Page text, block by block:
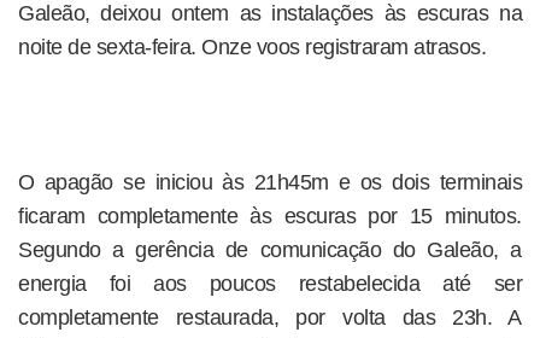
Galeão, deixou ontem as instalações às escuras na
noite de sexta-feira. Onze voos registraram atrasos.
O apagão se iniciou às 21h45m e os dois terminais
ficaram completamente às escuras por 15 minutos.
Segundo a gerência de comunicação do Galeão, a
energia foi aos poucos restabelecida até ser
completamente restaurada, por volta das 23h. A